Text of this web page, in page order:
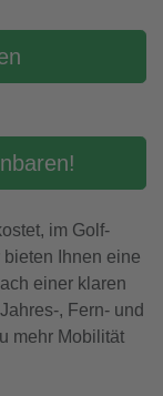
im Golf-
Ihnen eine
einer klaren
, Fern- und
mehr Mobilität